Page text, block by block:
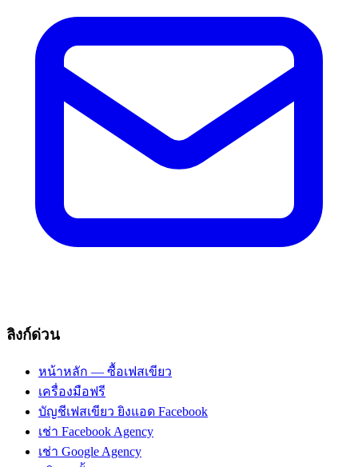
ลิงก์ด่วน
หน้าหลัก — ซื้อเฟสเขียว
เครื่องมือฟรี
บัญชีเฟสเขียว ยิงแอด Facebook
เช่า Facebook Agency
เช่า Google Agency